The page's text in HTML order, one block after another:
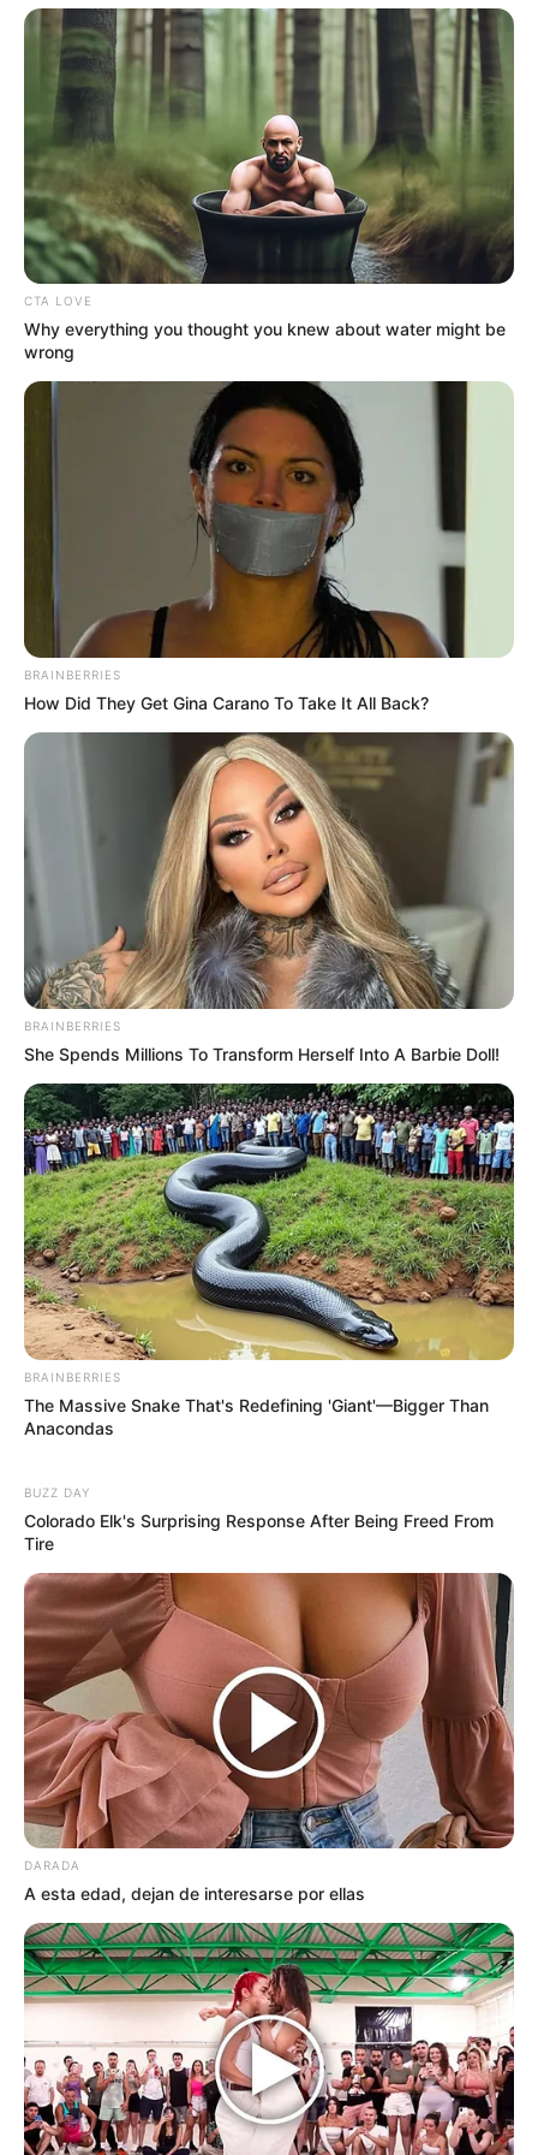
TikTok, los muros de Facebook y los canales
informativos internacionales en cuestión de
parpadear. El inesperado anuncio ha encendido
por completo los focos rojos en las
comunidades religiosas a plena luz del día,
desatando una ola de incertidumbre, debates
teológicos encendidos y un suspenso
psicológico que mantiene a millones de fieles
con el corazón en un hilo y la sangre
completamente congelada.
“Es una situación de una magnitud
sin precedentes que
verdaderamente te deja una
impotencia y una intriga que
desgarra el alma. Ver cómo se
quiebran los secretos que
guardaban los altos mandos y los
peritos de la historia eclesiástica
establece un escenario
sumamente denso que se puede
cortar con un cuchillo. Nadie se
imaginaba que este misterio
saldría a la luz pública de una
forma tan abrupta y directa”, relató
con profunda consternación un
CTA LOVE
Why everything you thought you knew about water might be
wrong
BRAINBERRIES
How Did They Get Gina Carano To Take It All Back?
BRAINBERRIES
She Spends Millions To Transform Herself Into A Barbie Doll!
BRAINBERRIES
The Massive Snake That's Redefining 'Giant'—Bigger Than
Anacondas
BUZZ DAY
Colorado Elk's Surprising Response After Being Freed From
Tire
DARADA
A esta edad, dejan de interesarse por ellas